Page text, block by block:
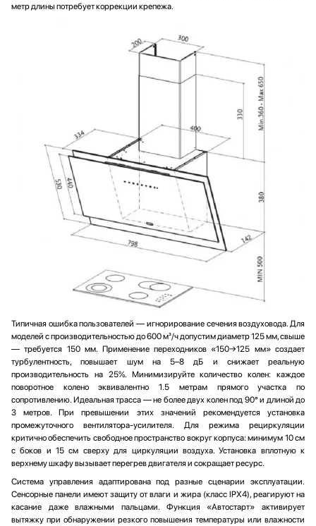
метр длины потребует коррекции крепежа.
Типичная ошибка пользователей — игнорирование сечения воздуховода. Для
моделей с производительностью до 600 м³/ч допустим диаметр 125 мм, свыше
— требуется 150 мм. Применение переходников «150→125 мм» создает
турбулентность, повышает шум на 5–8 дБ и снижает реальную
производительность на 25%. Минимизируйте количество колен: каждое
поворотное колено эквивалентно 1.5 метрам прямого участка по
сопротивлению. Идеальная трасса — не более двух колен под 90° и длиной до
3 метров. При превышении этих значений рекомендуется установка
промежуточного вентилятора-усилителя. Для режима рециркуляции
критично обеспечить свободное пространство вокруг корпуса: минимум 10 см
с боков и 15 см сверху для циркуляции воздуха. Установка вплотную к
верхнему шкафу вызывает перегрев двигателя и сокращает ресурс.
Система управления адаптирована под разные сценарии эксплуатации.
Сенсорные панели имеют защиту от влаги и жира (класс IPX4), реагируют на
касание даже влажными пальцами. Функция «Автостарт» активирует
вытяжку при обнаружении резкого повышения температуры или влажности